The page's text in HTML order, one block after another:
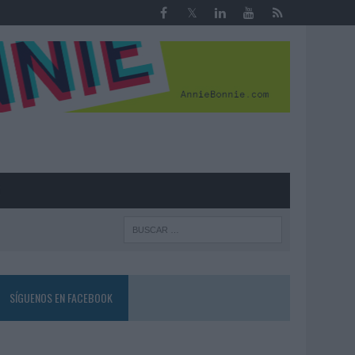
SÍGUENOS EN FACEBOOK